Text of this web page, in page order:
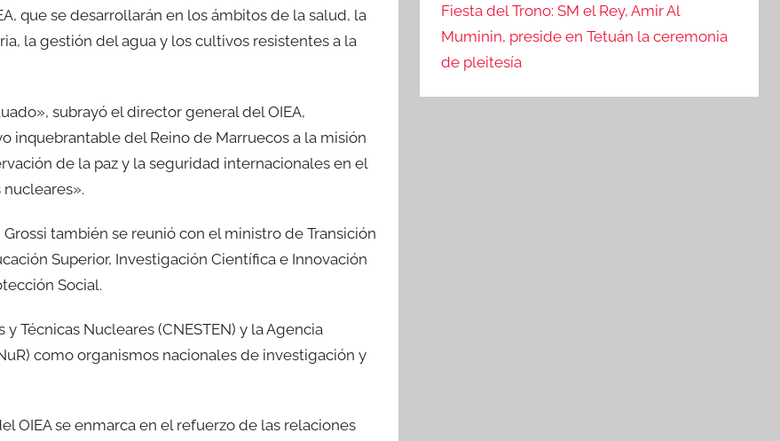
que se desarrollarán en los ámbitos de la salud, la
la gestión del agua y los cultivos resistentes a la
subrayó el director general del OIEA,
inquebrantable del Reino de Marruecos a la misión
de la paz y la seguridad internacionales en el
también se reunió con el ministro de Transición
Superior, Investigación Científica e Innovación
Social.
Técnicas Nucleares (CNESTEN) y la Agencia
como organismos nacionales de investigación y
OIEA se enmarca en el refuerzo de las relaciones
Fiesta del Trono: SM el Rey, Amir Al
Muminin, preside en Tetuán la ceremonia
de pleitesía